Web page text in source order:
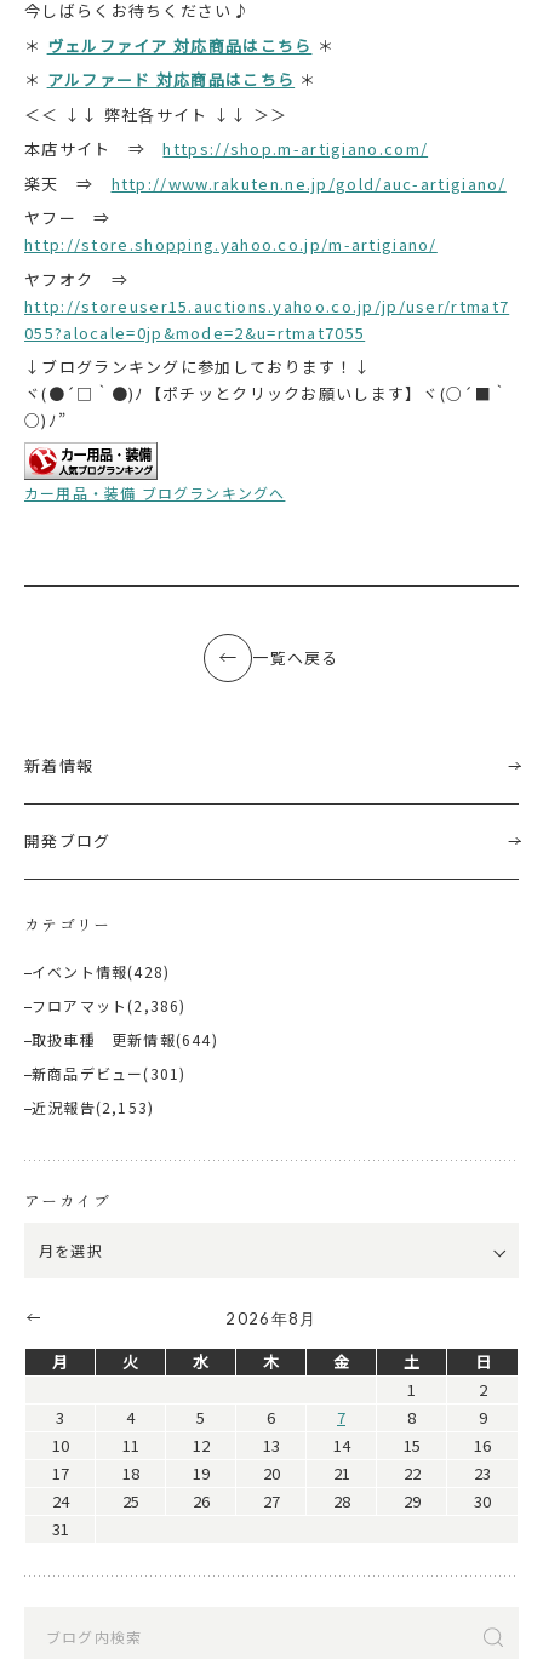
今しばらくお待ちください♪
＊ ヴェルファイア 対応商品はこちら ＊
＊ アルファード 対応商品はこちら ＊
＜＜ ↓↓ 弊社各サイト ↓↓ ＞＞
本店サイト ⇒https://shop.m-artigiano.com/
楽天 ⇒ http://www.rakuten.ne.jp/gold/auc-artigiano/
ヤフー ⇒
http://store.shopping.yahoo.co.jp/m-artigiano/
ヤフオク ⇒
http://storeuser15.auctions.yahoo.co.jp/jp/user/rtmat7
055?alocale=0jp&mode=2&u=rtmat7055
↓ブログランキングに参加しております！↓
ヾ(●´□｀●)ﾉ【ポチッとクリックお願いします】ヾ(○´■｀
○)ﾉ”
カー用品・装備 ブログランキングへ
一覧へ戻る
新着情報
開発ブログ
カテゴリー
イベント情報(428)
フロアマット (2,386)
取扱車種 更新情報(644)
新商品デビュー(301)
近況報告(2,153)
アーカイブ
2026年8月
月 火 水 木 金 土
日
1
2
3
4 5 6 7 8
9
10
11 12 13 14 15
16
17
18 19 20 21 22
23
24
25 26 27 28 29
30
31